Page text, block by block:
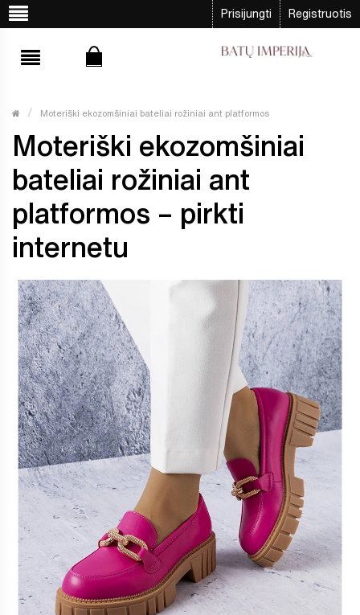
Prisijungti Registruotis
Moteriški ekozomšiniai bateliai rožiniai ant platformos
Moteriški ekozomšiniai
bateliai rožiniai ant
platformos – pirkti
internetu